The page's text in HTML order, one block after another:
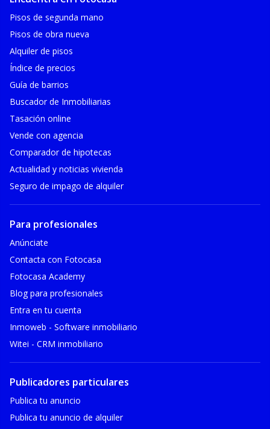
Pisos de segunda mano
Pisos de obra nueva
Alquiler de pisos
Índice de precios
Guía de barrios
Buscador de Inmobiliarias
Tasación online
Vende con agencia
Comparador de hipotecas
Actualidad y noticias vivienda
Seguro de impago de alquiler
Para profesionales
Anúnciate
Contacta con Fotocasa
Fotocasa Academy
Blog para profesionales
Entra en tu cuenta
Inmoweb - Software inmobiliario
Witei - CRM inmobiliario
Publicadores particulares
Publica tu anuncio
Publica tu anuncio de alquiler